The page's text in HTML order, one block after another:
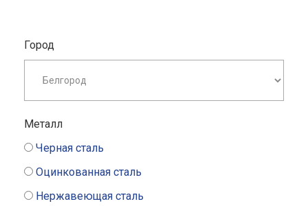
Город
Металл
Черная сталь
Оцинкованная сталь
Нержавеющая сталь